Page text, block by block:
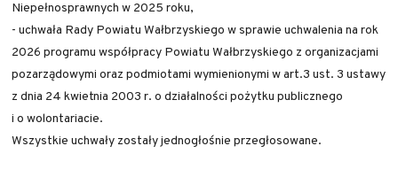
Niepełnosprawnych w 2025 roku,
- uchwała Rady Powiatu Wałbrzyskiego w sprawie uchwalenia na rok
2026 programu współpracy Powiatu Wałbrzyskiego z organizacjami
pozarządowymi oraz podmiotami wymienionymi w art.3 ust. 3 ustawy
z dnia 24 kwietnia 2003 r. o działalności pożytku publicznego
i o wolontariacie.
Wszystkie uchwały zostały jednogłośnie przegłosowane.